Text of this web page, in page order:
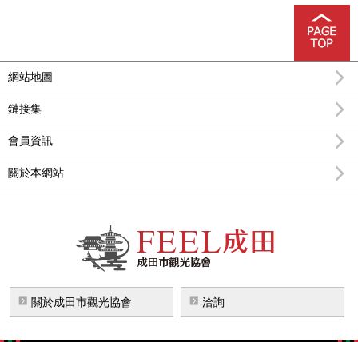
網站地圖
鏈接集
會員資訊
關於本網站
FEEL成田成田市公式觀光信息
關於成田市觀光協會 洽詢